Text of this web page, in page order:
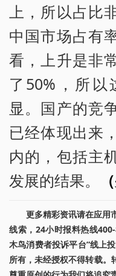
上，所以占比
中国市场占有
看，上升是非
了50%，所
显。国产的竞
已经体现出来
内的，包括主
发展的结果。
更多精彩资讯请在应用
线索，24小时报料热线
木鸟消费者投诉平台”线上
所有，未经授权不得转载